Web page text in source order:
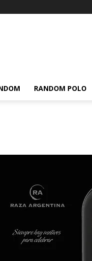
RANDOM POLO